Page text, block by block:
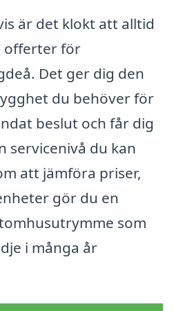
är det klokt att alltid
offerter för
Det ger dig den
du behöver för
beslut och får dig
servicenivå du kan
att jämföra priser,
gör du en
som
i många år